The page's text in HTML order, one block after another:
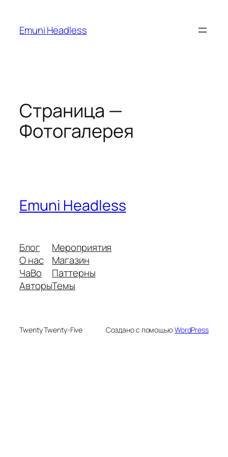
содержимому
Emuni Headless
Страница —
Фотогалерея
Emuni Headless
Блог
О нас
ЧаВо
Авторы
Мероприятия
Магазин
Паттерны
Темы
Twenty Twenty-Five Создано с помощьюWordPress